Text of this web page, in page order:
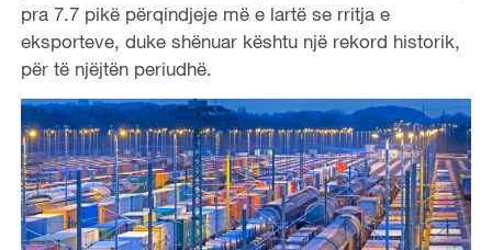
pra 7.7 pikë përqindjeje më e lartë se rritja e
eksporteve, duke shënuar kështu një rekord historik,
për të njëjtën periudhë.